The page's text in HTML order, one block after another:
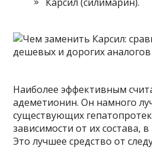
Наиболее эффективным
адеметионин. Он намного
существующих
зависимости от их состава,
Это лучшее средство от